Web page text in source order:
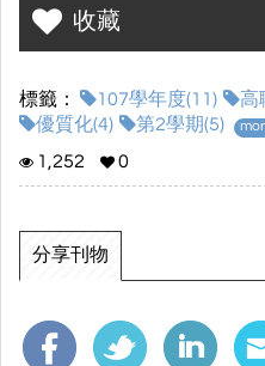
時間：
輔導諮詢委員：徐昊杲博
新北巿立三重商工林清南
主持人：曾騰瀧校長
收藏
標籤： 107學年度(11) 高
優質化(4)
第2學期(5)
1,252 0
分享刊物